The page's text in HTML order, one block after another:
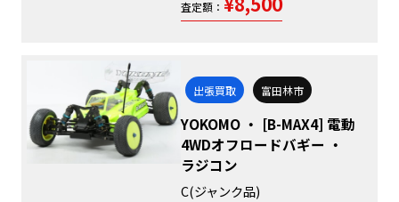
査定額：
出張買取 富田林市
YOKOMO ・ [B-MAX4] 電動
4WDオフロードバギー ・
ラジコン
C(ジャンク品)